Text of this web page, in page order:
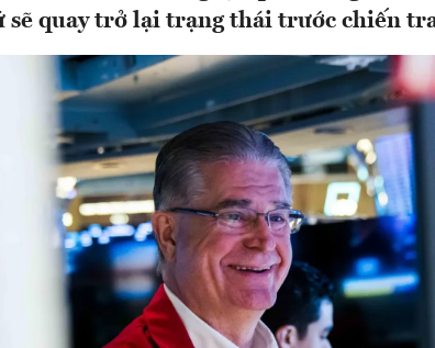
sẽ quay trở lại trạng thái trước chiến